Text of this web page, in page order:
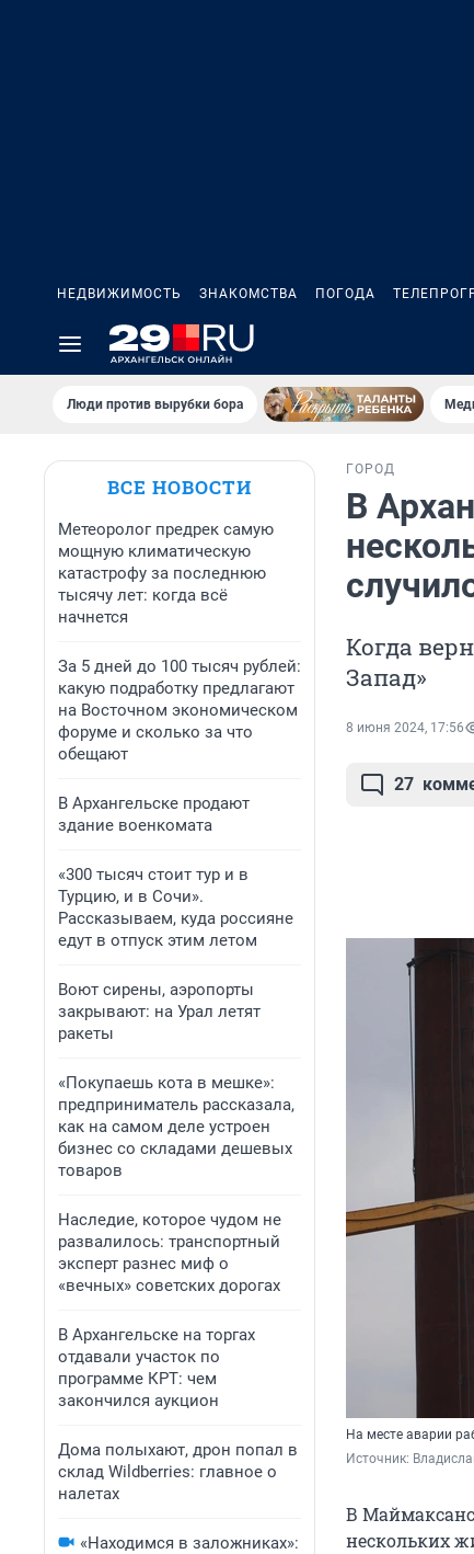
НЕДВИЖИМОСТЬ ЗНАКОМСТВА ПОГОДА
Люди против вырубки бора
ВСЕ НОВОСТИ
Метеоролог предрек самую
мощную климатическую
катастрофу за последнюю
тысячу лет: когда всё
начнется
За 5 дней до 100 тысяч рублей:
какую подработку предлагают
на Восточном экономическом
форуме и сколько за что
обещают
В Архангельске продают
здание военкомата
«300 тысяч стоит тур и в
Турцию, и в Сочи».
Рассказываем, куда россияне
едут в отпуск этим летом
Воют сирены, аэропорты
закрывают: на Урал летят
ракеты
«Покупаешь кота в мешке»:
предприниматель рассказала,
как на самом деле устроен
бизнес со складами дешевых
товаров
Наследие, которое чудом не
развалилось: транспортный
эксперт разнес миф о
«вечных» советских дорогах
В Архангельске на торгах
отдавали участок по
программе КРТ: чем
закончился аукцион
Дома полыхают, дрон попал в
склад Wildberries: главное о
налетах
«Находимся в заложниках»:
ГОРОД
В
Когда
Запад»
8 июня 2024, 17:56
27
На месте аварии
Источник:
В
нескольких